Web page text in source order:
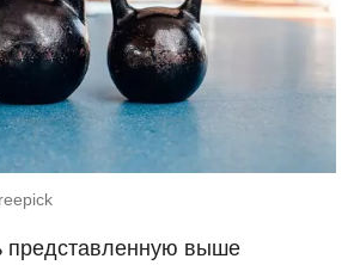
представленную выше